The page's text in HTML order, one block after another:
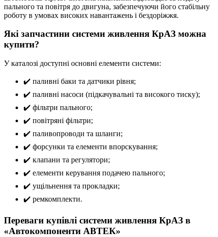
пального та повітря до двигуна, забезпечуючи його стабільну
роботу в умовах високих навантажень і бездоріжжя.
Які запчастини системи живлення КрАЗ можна
купити?
У каталозі доступні основні елементи системи:
✔️ паливні баки та датчики рівня;
✔️ паливні насоси (підкачувальні та високого тиску);
✔️ фільтри пального;
✔️ повітряні фільтри;
✔️ паливопроводи та шланги;
✔️ форсунки та елементи впорскування;
✔️ клапани та регулятори;
✔️ елементи керування подачею пального;
✔️ ущільнення та прокладки;
✔️ ремкомплекти.
Переваги купівлі системи живлення КрАЗ в
«Автокомпоненти АВТЕК»